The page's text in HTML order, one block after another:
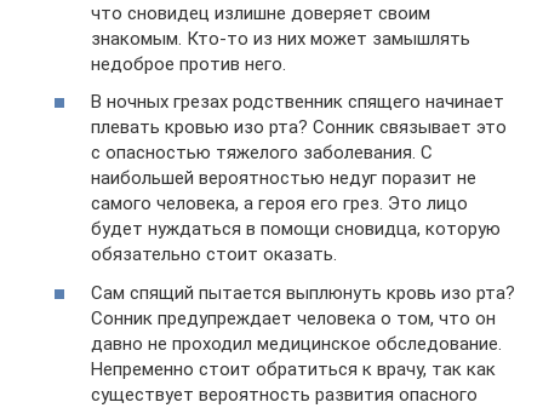
что сновидец излишне доверяет своим
знакомым. Кто-то из них может замышлять
недоброе против него.
В ночных грезах родственник спящего начинает
плевать кровью изо рта? Сонник связывает это
с опасностью тяжелого заболевания. С
наибольшей вероятностью недуг поразит не
самого человека, а героя его грез. Это лицо
будет нуждаться в помощи сновидца, которую
обязательно стоит оказать.
Сам спящий пытается выплюнуть кровь изо рта?
Сонник предупреждает человека о том, что он
давно не проходил медицинское обследование.
Непременно стоит обратиться к врачу, так как
существует вероятность развития опасного